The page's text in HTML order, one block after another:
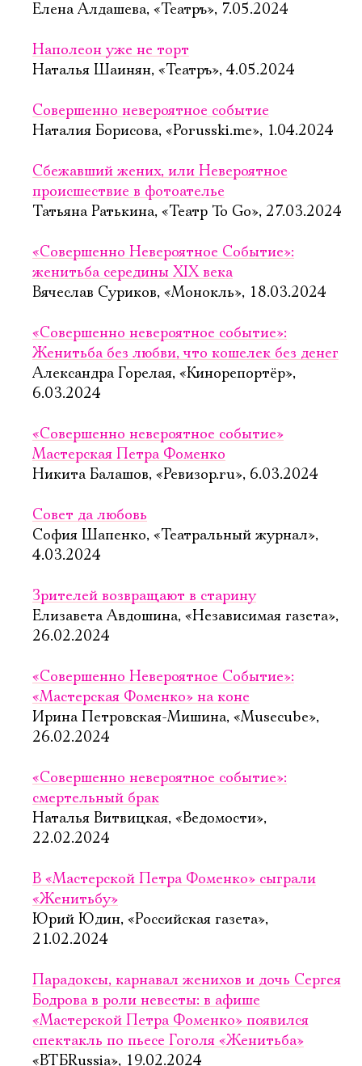
Елена Алдашева, «Театръ», 7.05.2024
Наполеон уже не торт
Наталья Шаинян, «Театръ», 4.05.2024
Совершенно невероятное событие
Наталия Борисова, «Porusski.me», 1.04.2024
Сбежавший жених, или Невероятное
происшествие в фотоателье
Татьяна Ратькина, «Театр To Go», 27.03.2024
«Совершенно Невероятное Событие»:
женитьба середины XIX века
Вячеслав Суриков, «Монокль», 18.03.2024
«Совершенно невероятное событие»:
Женитьба без любви, что кошелек без денег
Александра Горелая, «Кинорепортёр»,
6.03.2024
«Совершенно невероятное событие»
Мастерская Петра Фоменко
Никита Балашов, «Ревизор.ru», 6.03.2024
Совет да любовь
София Шапенко, «Театральный журнал»,
4.03.2024
Зрителей возвращают в старину
Елизавета Авдошина, «Независимая газета»,
26.02.2024
«Совершенно Невероятное Событие»:
«Мастерская Фоменко» на коне
Ирина Петровская-Мишина, «Musecube»,
26.02.2024
«Совершенно невероятное событие»:
смертельный брак
Наталья Витвицкая, «Ведомости»,
22.02.2024
В «Мастерской Петра Фоменко» сыграли
«Женитьбу»
Юрий Юдин, «Российская газета»,
21.02.2024
Парадоксы, карнавал женихов и дочь Сергея
Бодрова в роли невесты: в афише
«Мастерской Петра Фоменко» появился
спектакль по пьесе Гоголя «Женитьба»
«ВТБRussia», 19.02.2024